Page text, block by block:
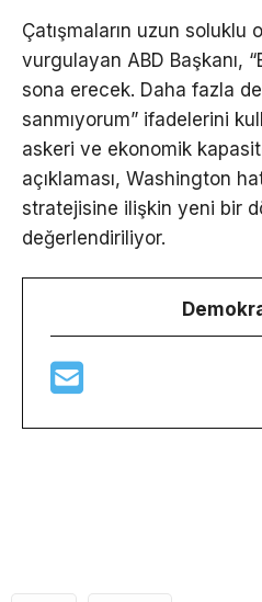
Çatışmaların uzun soluklu
vurgulayan ABD Başkanı,
sona erecek. Daha fazla
sanmıyorum” ifadelerini
askeri ve ekonomik
açıklaması, Washington
stratejisine ilişkin yeni bir
değerlendiriliyor.